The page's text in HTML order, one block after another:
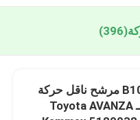
(396)
35303-B1010 مرشح ناقل حركة
أوتوماتيكي لـ Toyota AVANZA